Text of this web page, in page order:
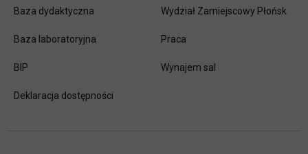
Baza dydaktyczna
Baza laboratoryjna
BIP
Deklaracja dostępności
Wydział Zamiejscowy Płońsk
Praca
Wynajem sal